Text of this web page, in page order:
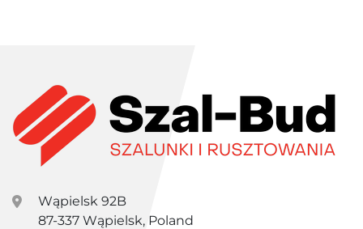
Wąpielsk 92B
87-337 Wąpielsk, Poland